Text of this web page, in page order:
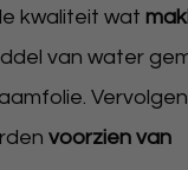
kwaliteit wat
van water
voorzien van